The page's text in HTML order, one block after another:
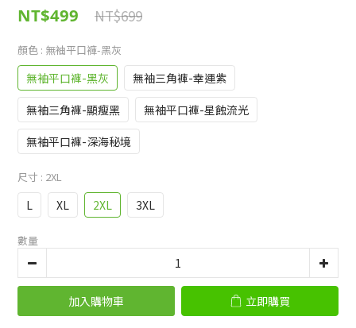
NT$699
NT$499
顏色 : 無袖平口褲-黑灰
無袖平口褲-黑灰
無袖三角褲-幸運紫
無袖三角褲-顯瘦黑
無袖平口褲-星蝕流光
無袖平口褲-深海秘境
尺寸 : 2XL
L XL 2XL 3XL
數量
加入購物車 立即購買